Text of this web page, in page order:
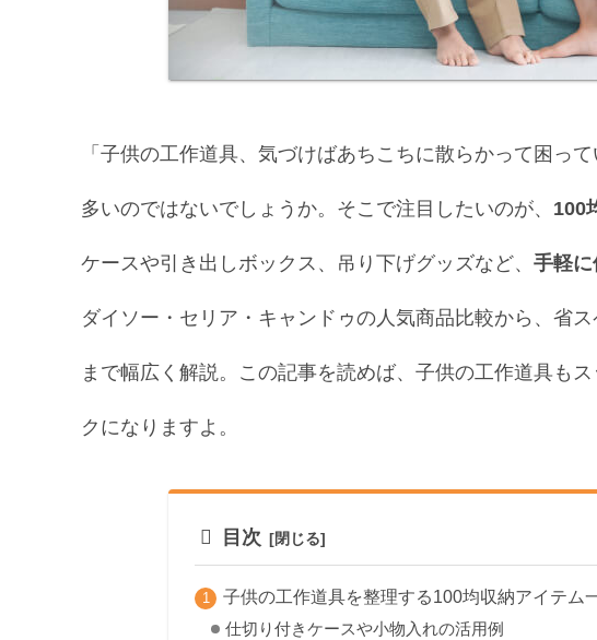
「子供の工作道具、気づけばあちこちに散らかって困っ
多いのではないでしょうか。そこで注目したいのが、 100
ケースや引き出しボックス、吊り下げグッズなど、 手軽
ダイソー・セリア・キャンドゥの人気商品比較から、省
まで幅広く解説。この記事を読めば、子供の工作道具も
クになりますよ。
目次
子供の工作道具を整理する100均収納アイテム
仕切り付きケースや小物入れの活用例